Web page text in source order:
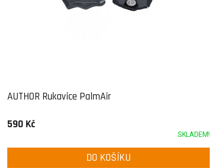
AUTHOR Rukavice PalmAir
590 Kč
SKLADEM!
DO KOŠÍKU